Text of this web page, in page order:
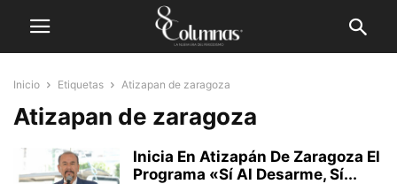
Inicio Etiquetas Atizapan de zaragoza
Atizapan de zaragoza
Inicia En Atizapán De Zaragoza El
Programa «Sí Al Desarme, Sí...